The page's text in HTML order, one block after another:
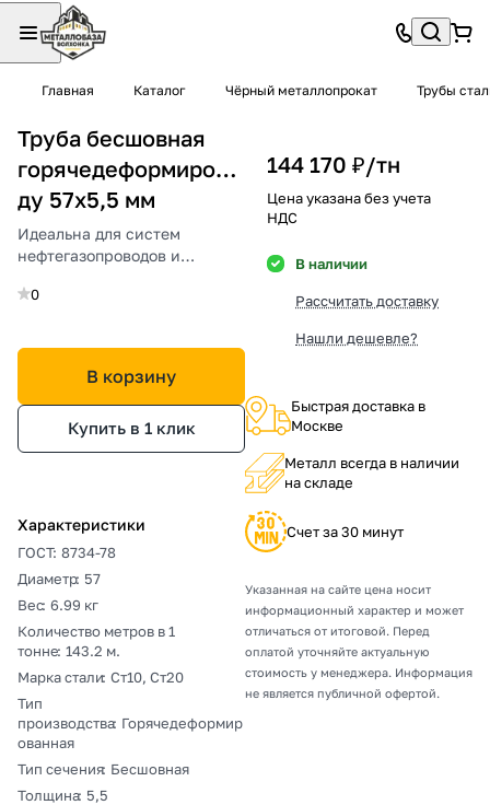
Главная Каталог Чёрный металлопрокат Трубы
Труба бесшовная
горячедеформированная
ду 57х5,5 мм
Идеальна для систем
нефтегазопроводов и
0
В корзину
Купить в 1 клик
Характеристики
ГОСТ: 8734-78
Диаметр: 57
Вес: 6.99 кг
Количество метров в 1
тонне: 143.2 м.
Марка стали: Ст10, Ст20
Тип
производства: Горячедеформир
ованная
Тип сечения: Бесшовная
Толщина: 5,5
144 170 ₽/тн
Цена указана без учета
НДС
В наличии
Рассчитать доставку
Нашли дешевле?
Быстрая доставка в
Москве
Металл всегда в наличии
на складе
Счет за 30 минут
Указанная на сайте цена носит
информационный характер и может
отличаться от итоговой. Перед
оплатой уточняйте актуальную
стоимость у менеджера. Информация
не является публичной офертой.